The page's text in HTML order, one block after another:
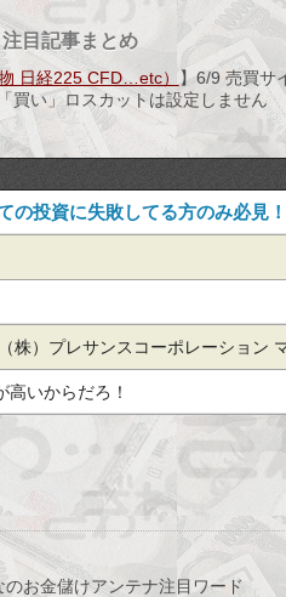
目記事まとめ
日経225 CFD…etc）
】6/9 売買サ
買い」ロスカットは設定しません
の投資に失敗してる方のみ必見
（株）プレサンスコーポレーショ
高いからだろ！
お金儲けアンテナ注目ワード